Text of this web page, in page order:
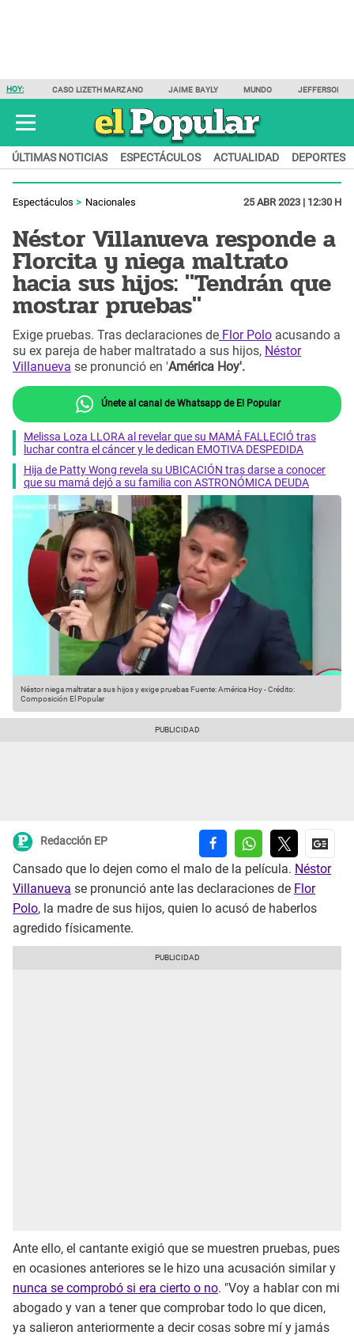
HOY: CASO LIZETH MARZANO JAIME BAYLY MUNDO JEFFERSON
ÚLTIMAS NOTICIAS ESPECTÁCULOS ACTUALIDAD DEPORTES
Espectáculos Nacionales 25 ABR 2023 | 12:30 H
Néstor Villanueva responde a
Florcita y niega maltrato
hacia sus hijos: "Tendrán que
mostrar pruebas"
Exige pruebas. Tras declaraciones de Flor Polo acusando a
su ex pareja de haber maltratado a sus hijos, Néstor
Villanueva se pronunció en 'América Hoy'.
Únete al canal de Whatsapp de El Popular
Melissa Loza LLORA al revelar que su MAMÁ FALLECIÓ tras
luchar contra el cáncer y le dedican EMOTIVA DESPEDIDA
Hija de Patty Wong revela su UBICACIÓN tras darse a conocer
que su mamá dejó a su familia con ASTRONÓMICA DEUDA
Néstor niega maltratar a sus hijos y exige pruebasFuente: América Hoy-Crédito:
Composición El Popular
Redacción EP
Cansado que lo dejen como el malo de la película. Néstor
Villanueva se pronunció ante las declaraciones de Flor
Polo, la madre de sus hijos, quien lo acusó de haberlos
agredido físicamente.
Ante ello, el cantante exigió que se muestren pruebas, pues
en ocasiones anteriores se le hizo una acusación similar y
nunca se comprobó si era cierto o no. "Voy a hablar con mi
abogado y van a tener que comprobar todo lo que dicen,
ya salieron anteriormente a decir cosas sobre mí y jamás